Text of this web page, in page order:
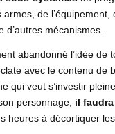
armes, de
d’autres mécanismes.
abandonné l’idée de
avec le contenu de
qui veut s’investir
personnage, il faudra
heures à décortiquer